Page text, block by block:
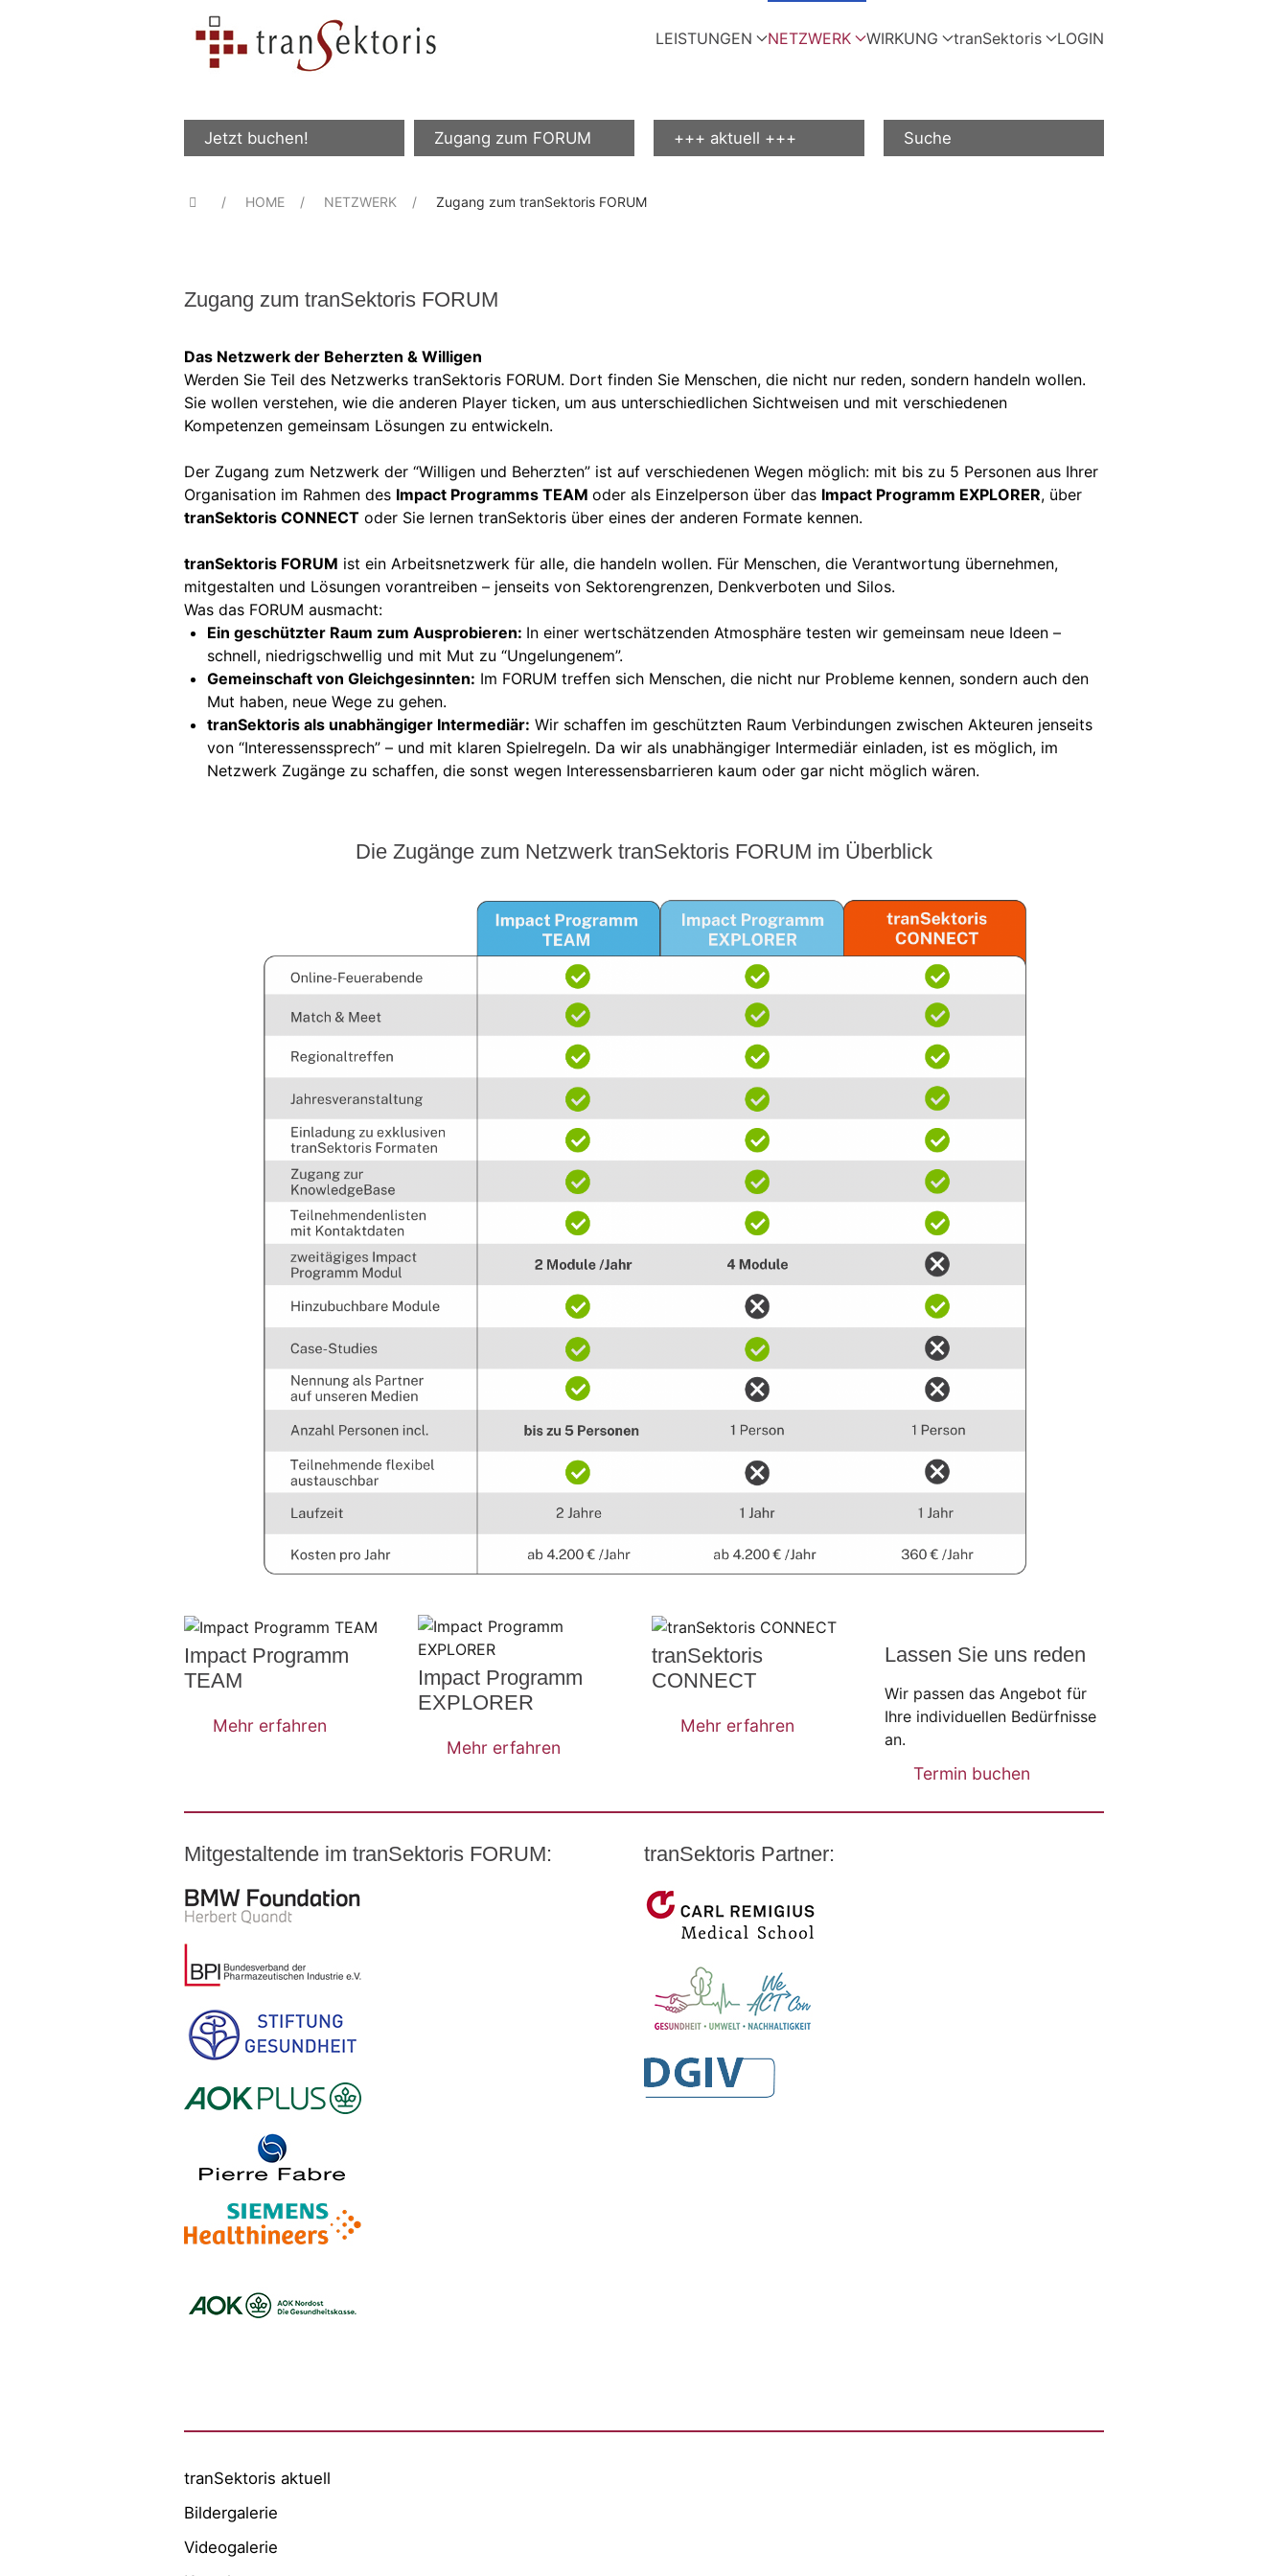
LEISTUNGEN NETZWERK WIRKUNG tranSektoris LOGIN
Jetzt buchen! Zugang zum FORUM +++ aktuell +++ Suche
HOME NETZWERK Zugang zum tranSektoris FORUM
Zugang zum tranSektoris FORUM
Das Netzwerk der Beherzten & Willigen
Werden Sie Teil des Netzwerks tranSektoris FORUM. Dort finden Sie Menschen, die nicht nur reden, sondern handeln wollen.
Sie wollen verstehen, wie die anderen Player ticken, um aus unterschiedlichen Sichtweisen und mit verschiedenen
Kompetenzen gemeinsam Lösungen zu entwickeln.
Der Zugang zum Netzwerk der “Willigen und Beherzten” ist auf verschiedenen Wegen möglich: mit bis zu 5 Personen aus Ihrer
Organisation im Rahmen des Impact Programms TEAM oder als Einzelperson über das Impact Programm EXPLORER, über
tranSektoris CONNECT oder Sie lernen tranSektoris über eines der anderen Formate kennen.
tranSektoris FORUM ist ein Arbeitsnetzwerk für alle, die handeln wollen. Für Menschen, die Verantwortung übernehmen,
mitgestalten und Lösungen vorantreiben – jenseits von Sektorengrenzen, Denkverboten und Silos.
Was das FORUM ausmacht:
Ein geschützter Raum zum Ausprobieren: In einer wertschätzenden Atmosphäre testen wir gemeinsam neue Ideen –
schnell, niedrigschwellig und mit Mut zu “Ungelungenem”.
Gemeinschaft von Gleichgesinnten: Im FORUM treffen sich Menschen, die nicht nur Probleme kennen, sondern auch den
Mut haben, neue Wege zu gehen.
tranSektoris als unabhängiger Intermediär: Wir schaffen im geschützten Raum Verbindungen zwischen Akteuren jenseits
von “Interessenssprech” – und mit klaren Spielregeln. Da wir als unabhängiger Intermediär einladen, ist es möglich, im
Netzwerk Zugänge zu schaffen, die sonst wegen Interessensbarrieren kaum oder gar nicht möglich wären.
Die Zugänge zum Netzwerk tranSektoris FORUM im Überblick
Impact Programm
TEAM
Mehr erfahren
Impact Programm
EXPLORER
Mehr erfahren
tranSektoris
CONNECT
Mehr erfahren
Lassen Sie uns reden
Wir passen das Angebot für
Ihre individuellen Bedürfnisse
an.
Termin buchen
Mitgestaltende im tranSektoris FORUM:
Logo – BMW Foundation Herbert Quandt
Logo – BDI Bundesverband der Pharmazeutischen Industrie e. V. (BPI)
Logo – Stiftung Gesundheit
Logo – AOK PLUS
Logo – Pierre Fabre Pharma
Logo – Siemens Healthineers
Logo – AOK NORDOEST
tranSektoris Partner:
Carl Remigius Medical School
WeACT Con
DGIV
tranSektoris aktuell
Bildergalerie
Videogalerie